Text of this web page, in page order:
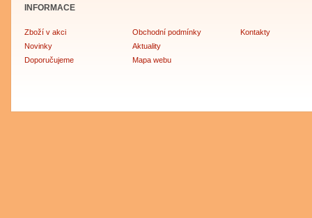
INFORMACE
Zboží v akci
Novinky
Doporučujeme
Obchodní podmínky
Aktuality
Mapa webu
Kontakty